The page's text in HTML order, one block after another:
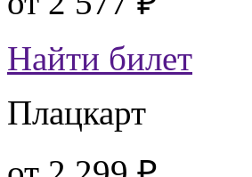
Найти билет
Плацкарт